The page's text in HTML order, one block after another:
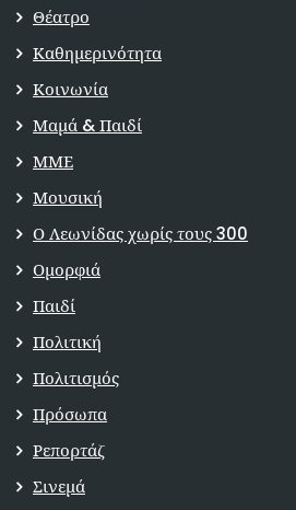
Θέατρο
Καθημερινότητα
Κοινωνία
Μαμά & Παιδί
ΜΜΕ
Μουσική
Ο Λεωνίδας χωρίς τους 300
Ομορφιά
Παιδί
Πολιτική
Πολιτισμός
Πρόσωπα
Ρεπορτάζ
Σινεμά